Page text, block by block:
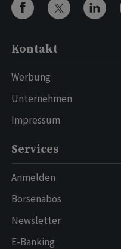
Kontakt
Werbung
Unternehmen
Impressum
Services
Anmelden
Börsenabos
Newsletter
E-Banking